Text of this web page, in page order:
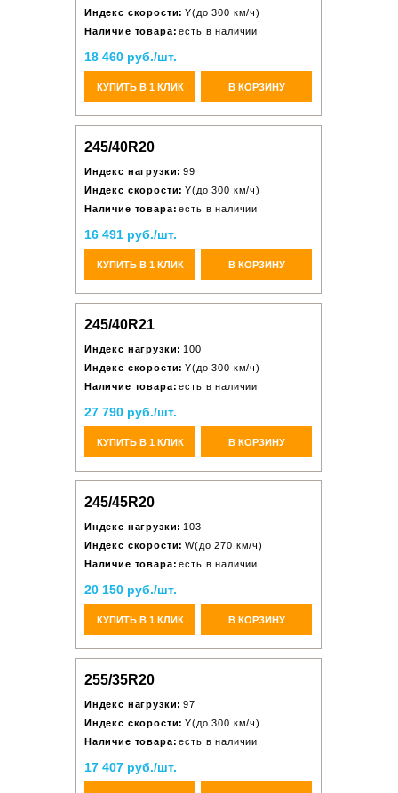
Индекс скорости: Y(до 300 км/ч)
Наличие товара: есть в наличии
18 460 руб./шт.
КУПИТЬ В 1 КЛИК В КОРЗИНУ
245/40R20
Индекс нагрузки: 99
Индекс скорости: Y(до 300 км/ч)
Наличие товара: есть в наличии
16 491 руб./шт.
КУПИТЬ В 1 КЛИК В КОРЗИНУ
245/40R21
Индекс нагрузки: 100
Индекс скорости: Y(до 300 км/ч)
Наличие товара: есть в наличии
27 790 руб./шт.
КУПИТЬ В 1 КЛИК В КОРЗИНУ
245/45R20
Индекс нагрузки: 103
Индекс скорости: W(до 270 км/ч)
Наличие товара: есть в наличии
20 150 руб./шт.
КУПИТЬ В 1 КЛИК В КОРЗИНУ
255/35R20
Индекс нагрузки: 97
Индекс скорости: Y(до 300 км/ч)
Наличие товара: есть в наличии
17 407 руб./шт.